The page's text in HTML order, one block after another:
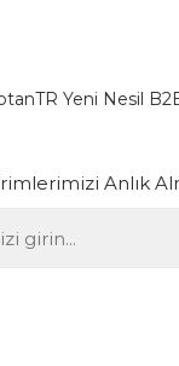
Yeni Nesil
Anlık